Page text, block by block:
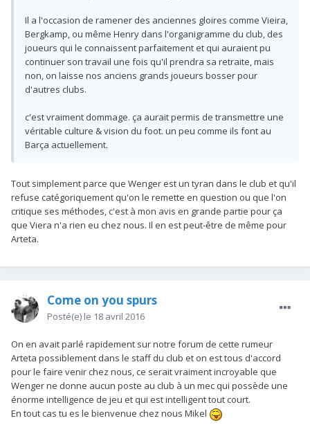
Il a l'occasion de ramener des anciennes gloires comme Vieira,
Bergkamp, ou même Henry dans l'organigramme du club, des
joueurs qui le connaissent parfaitement et qui auraient pu
continuer son travail une fois qu'il prendra sa retraite, mais
non, on laisse nos anciens grands joueurs bosser pour
d'autres clubs.
c'est vraiment dommage. ça aurait permis de transmettre une
véritable culture & vision du foot. un peu comme ils font au
Barça actuellement.
Tout simplement parce que Wenger est un tyran dans le club et qu'il
refuse catégoriquement qu'on le remette en question ou que l'on
critique ses méthodes, c'est à mon avis en grande partie pour ça
que Viera n'a rien eu chez nous. Il en est peut-être de même pour
Arteta.
Come on you spurs
Posté(e) le 18 avril 2016
On en avait parlé rapidement sur notre forum de cette rumeur
Arteta possiblement dans le staff du club et on est tous d'accord
pour le faire venir chez nous, ce serait vraiment incroyable que
Wenger ne donne aucun poste au club à un mec qui possède une
énorme intelligence de jeu et qui est intelligent tout court.
En tout cas tu es le bienvenue chez nous Mikel